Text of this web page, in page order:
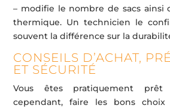
– modifie le nombre de sacs ainsi
thermique. Un technicien le
souvent la différence sur la
CONSEILS D’ACHAT,
ET SÉCURITÉ
Vous êtes pratiquement
cependant, faire les bons choix